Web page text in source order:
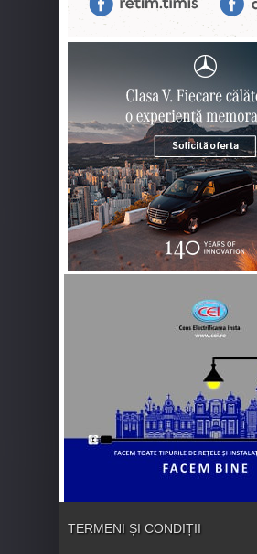
TERMENI ȘI CONDIȚII